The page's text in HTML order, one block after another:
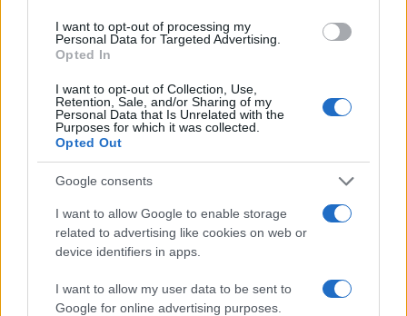
I want to opt-out of processing my
Personal Data for Targeted Advertising.
Opted In
I want to opt-out of Collection, Use,
Retention, Sale, and/or Sharing of my
Personal Data that Is Unrelated with the
Purposes for which it was collected.
Opted Out
Google consents
I want to allow Google to enable storage
related to advertising like cookies on web or
device identifiers in apps.
I want to allow my user data to be sent to
Google for online advertising purposes.
Traffico intenso sulle strade italiane: previsioni e
Alessandro Tassinari · 7 Ago 2026